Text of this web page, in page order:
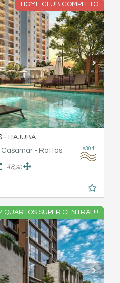
HOME CLUB COMPLETO
#304
- ITAJUBÁ
- Rottas
48,90
QUARTOS SUPER CENTRAL!!!